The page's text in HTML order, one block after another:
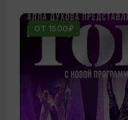
ОТ 1500₽